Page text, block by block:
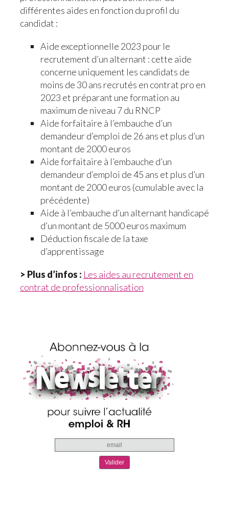
différentes aides en fonction du profil du
candidat :
Aide exceptionnelle 2023 pour le
recrutement d’un alternant : cette aide
concerne uniquement les candidats de
moins de 30 ans recrutés en contrat pro en
2023 et préparant une formation au
maximum de niveau 7 du RNCP
Aide forfaitaire à l’embauche d’un
demandeur d’emploi de 26 ans et plus d’un
montant de 2000 euros
Aide forfaitaire à l’embauche d’un
demandeur d’emploi de 45 ans et plus d’un
montant de 2000 euros (cumulable avec la
précédente)
Aide à l’embauche d’un alternant handicapé
d’un montant de 5000 euros maximum
Déduction fiscale de la taxe
d’apprentissage
> Plus d’infos : Les aides au recrutement en
contrat de professionnalisation